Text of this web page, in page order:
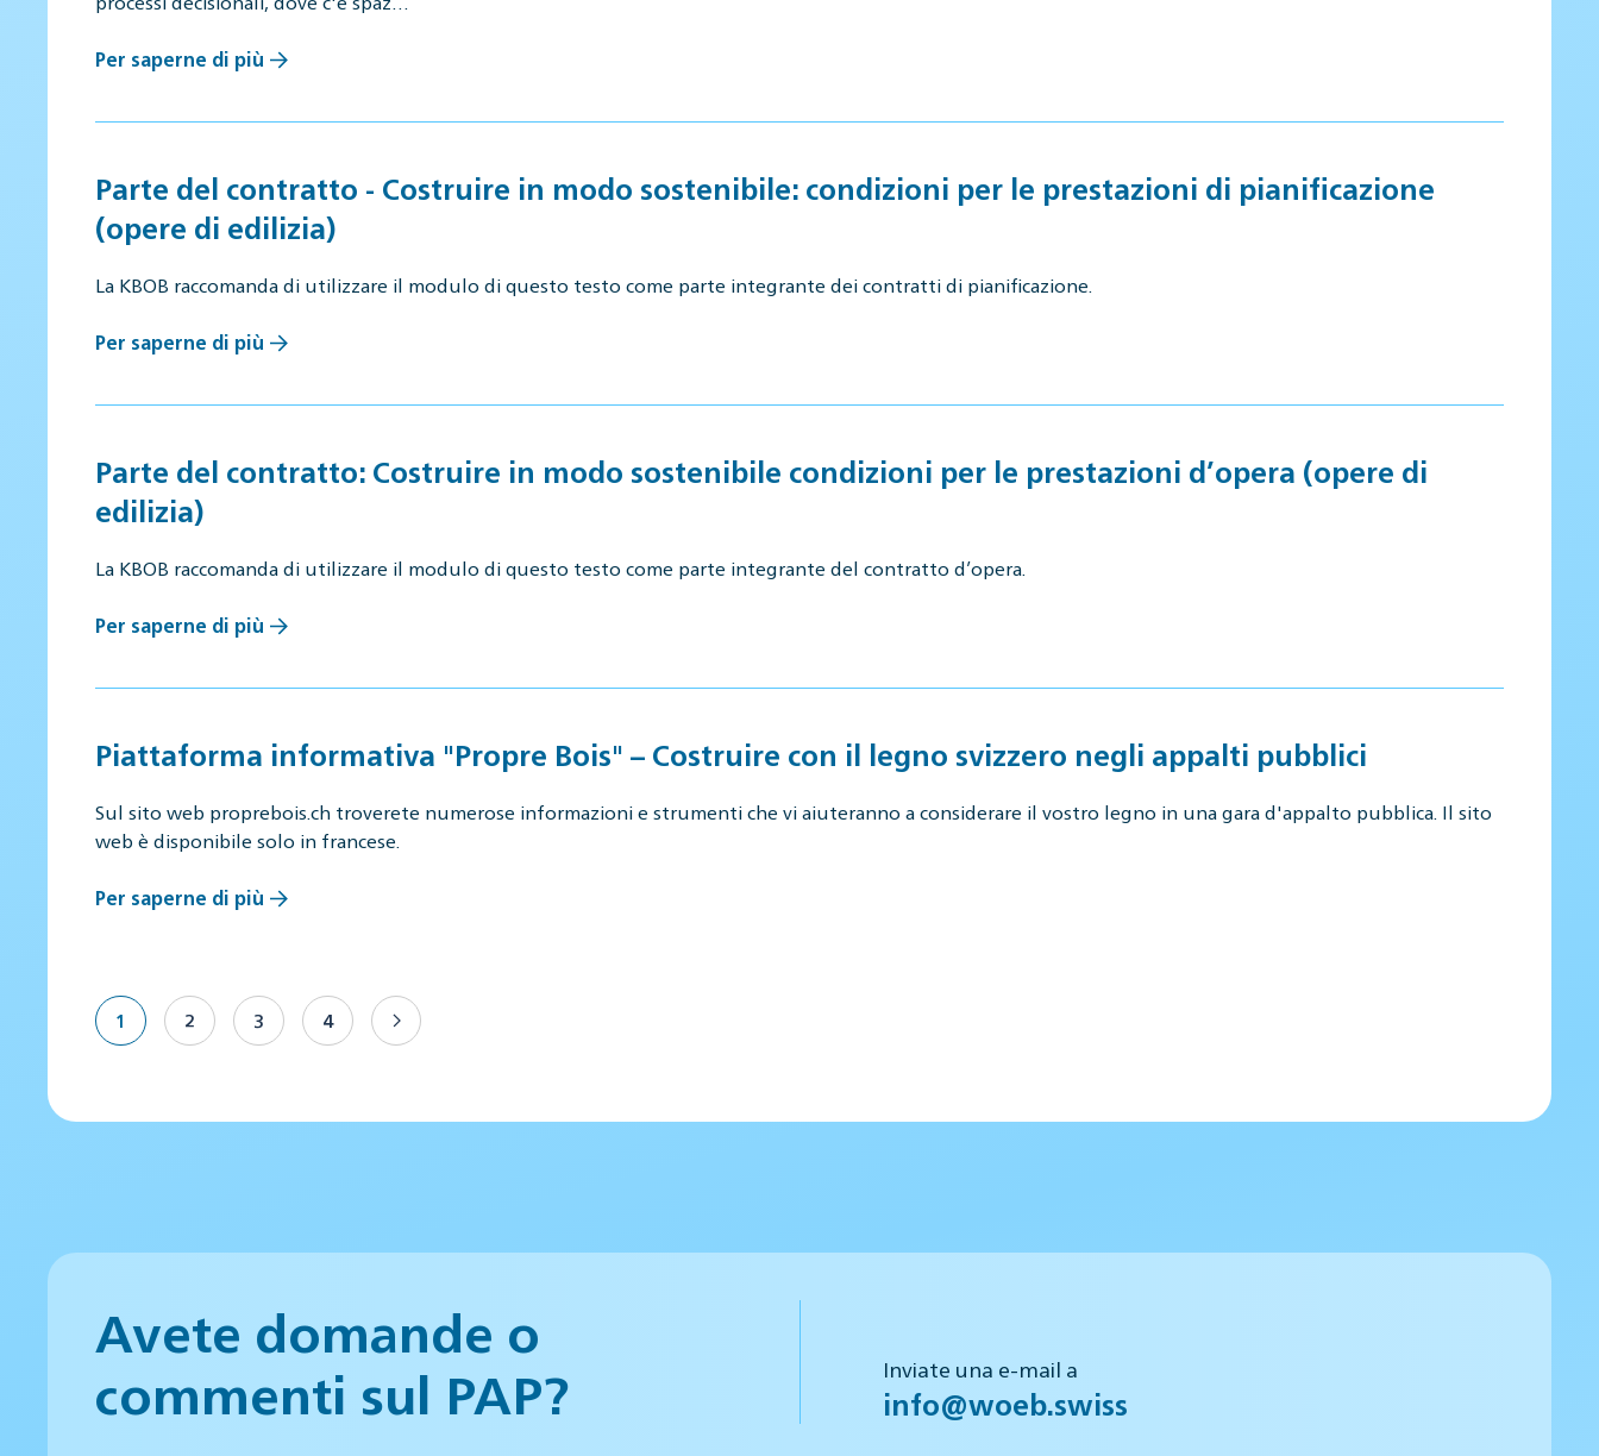
Per saperne di più
Parte del contratto - Costruire in modo sostenibile: condizioni per le prestazioni di pianificazione
(opere di edilizia)
La KBOB raccomanda di utilizzare il modulo di questo testo come parte integrante dei contratti di pianificazione.
Per saperne di più
Parte del contratto: Costruire in modo sostenibile condizioni per le prestazioni d’opera (opere di
edilizia)
La KBOB raccomanda di utilizzare il modulo di questo testo come parte integrante del contratto d’opera.
Per saperne di più
Piattaforma informativa "Propre Bois" – Costruire con il legno svizzero negli appalti pubblici
Sul sito web proprebois.ch troverete numerose informazioni e strumenti che vi aiuteranno a considerare il vostro legno in una gara d'appalto pubblica. Il sito
web è disponibile solo in francese.
Per saperne di più
1 2 3 4
Avete domande o
commenti sul PAP?
Inviate una e-mail a
info@woeb.swiss